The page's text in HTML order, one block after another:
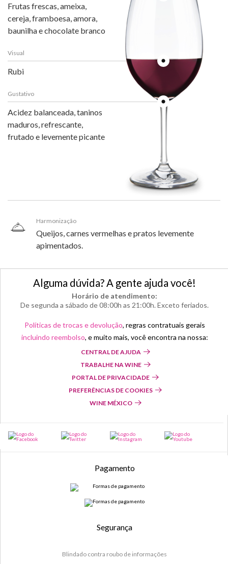
Frutas frescas, ameixa,
cereja, framboesa, amora,
baunilha e chocolate branco
Visual
Rubi
Gustativo
Acidez balanceada, taninos
maduros, refrescante,
frutado e levemente picante
Harmonização
Queijos, carnes vermelhas e pratos levemente
apimentados.
Alguma dúvida? A gente ajuda você!
Horário de atendimento:
De segunda a sábado de 08:00h as 21:00h. Exceto feriados.
Políticas de trocas e devolução, regras contratuais gerais
incluindo reembolso, e muito mais, você encontra na nossa:
CENTRAL DE AJUDA
TRABALHE NA WINE
PORTAL DE PRIVACIDADE
PREFERÊNCIAS DE COOKIES
WINE MÉXICO
Pagamento
Segurança
Blindado contra roubo de informações